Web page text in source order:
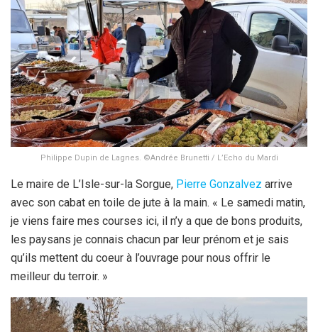
Philippe Dupin de Lagnes. ©Andrée Brunetti / L’Echo du Mardi
Le maire de L’Isle-sur-la Sorgue, Pierre Gonzalvez arrive
avec son cabat en toile de jute à la main. « Le samedi matin,
je viens faire mes courses ici, il n’y a que de bons produits,
les paysans je connais chacun par leur prénom et je sais
qu’ils mettent du coeur à l’ouvrage pour nous offrir le
meilleur du terroir. »